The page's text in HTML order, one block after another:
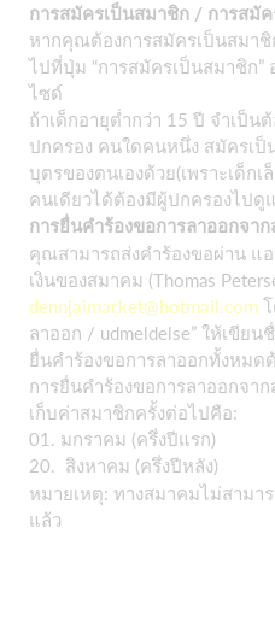
การสมัครเป็นสมาชิก / การสมัค
หากคุณต้องการสมัครเป็นสมา
ไปที่ปุ่ม “การสมัครเป็นสมาชิก”
ไซด์
ถ้าเด็กอายุต่ำกว่า 15 ปี จำเป็น
ปกครอง คนใดคนหนึ่ง สมัครเป็
บุตรของตนเองด้วย(เพราะเด็ก
คนเดียวได้ต้องมีผู้ปกครองไปดู
การยื่นคำร้องขอการลาออกจา
คุณสามารถส่งคำร้องขอผ่าน แ
เงินของสมาคม (Thomas
dennjaimarket@hotmail.com
ลาออก / udmeldelse” ให้เขีย
ยื่นคำร้องขอการลาออกทั้งหมด
การยื่นคำร้องขอการลาออกจา
เก็บค่าสมาชิกครั้งต่อไปคือ:
01. มกราคม (ครึ่งปีแรก)
20. สิงหาคม (ครึ่งปีหลัง)
หมายเหตุ: ทางสมาคมไม่สามา
แล้ว